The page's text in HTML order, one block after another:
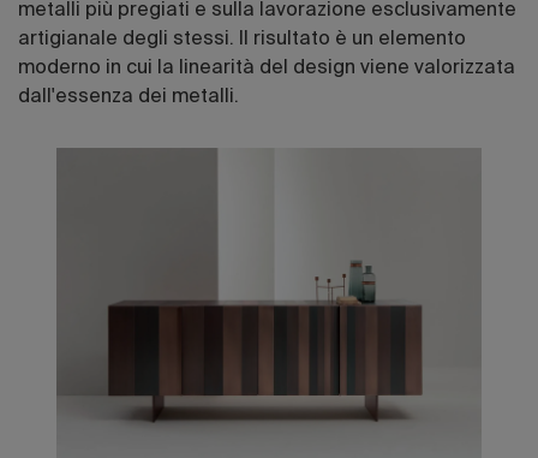
metalli più pregiati e sulla lavorazione esclusivamente
artigianale degli stessi. Il risultato è un elemento
moderno in cui la linearità del design viene valorizzata
dall'essenza dei metalli.